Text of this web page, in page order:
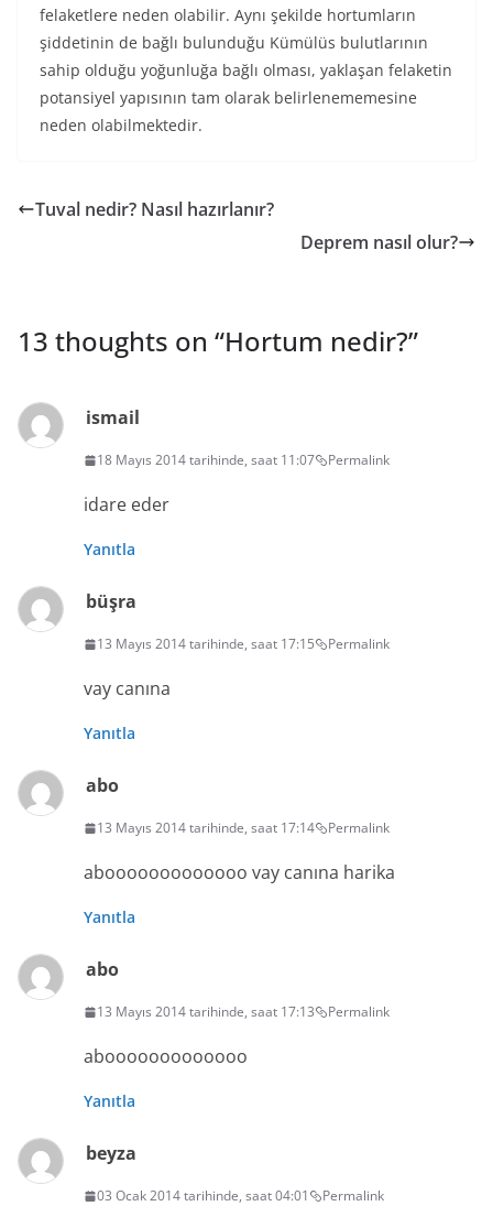
felaketlere neden olabilir. Aynı şekilde hortumların
şiddetinin de bağlı bulunduğu Kümülüs bulutlarının
sahip olduğu yoğunluğa bağlı olması, yaklaşan felaketin
potansiyel yapısının tam olarak belirlenememesine
neden olabilmektedir.
Tuval nedir? Nasıl hazırlanır?
Deprem nasıl olur?
13 thoughts on “Hortum nedir?”
ismail
18 Mayıs 2014 tarihinde, saat 11:07 Permalink
idare eder
Yanıtla
büşra
13 Mayıs 2014 tarihinde, saat 17:15 Permalink
vay canına
Yanıtla
abo
13 Mayıs 2014 tarihinde, saat 17:14 Permalink
abooooooooooooo vay canına harika
Yanıtla
abo
13 Mayıs 2014 tarihinde, saat 17:13 Permalink
abooooooooooooo
Yanıtla
beyza
03 Ocak 2014 tarihinde, saat 04:01 Permalink